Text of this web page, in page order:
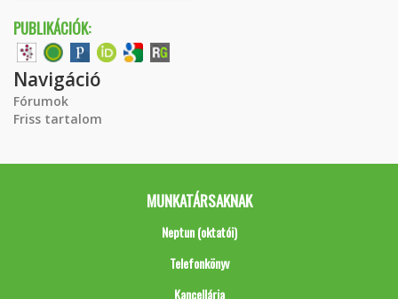
PUBLIKÁCIÓK:
Navigáció
Fórumok
Friss tartalom
MUNKATÁRSAKNAK
Neptun (oktatói)
Telefonkönyv
Kancellária